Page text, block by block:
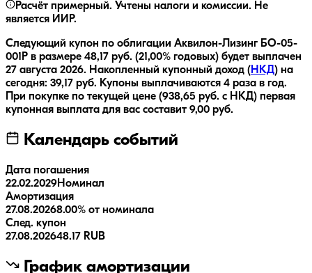
Расчёт примерный. Учтены налоги и комиссии. Не
является ИИР.
Следующий купон по облигации Аквилон-Лизинг БО-05-
001P в размере 48,17 руб. (21,00% годовых) будет выплачен
27 августа 2026. Накопленный купонный доход ( НКД) на
сегодня: 39,17 руб. Купоны выплачиваются 4 раза в год.
При покупке по текущей цене (938,65 руб. с НКД) первая
купонная выплата для вас составит 9,00 руб.
Календарь событий
Дата погашения
22.02.2029Номинал
Амортизация
27.08.20268.00% от номинала
След. купон
27.08.202648.17 RUB
График амортизации